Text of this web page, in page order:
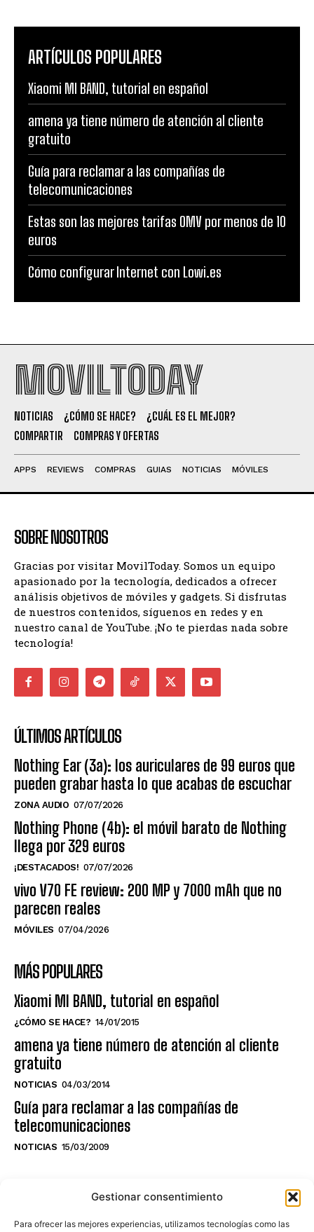
Gestionar consentimiento
Para ofrecer las mejores experiencias, utilizamos tecnologías como las
ARTÍCULOS POPULARES
Xiaomi MI BAND, tutorial en español
amena ya tiene número de atención al cliente
gratuito
Guía para reclamar a las compañías de
telecomunicaciones
Estas son las mejores tarifas OMV por menos de 10
euros
Cómo configurar Internet con Lowi.es
MOVILTODAY
NOTICIAS ¿CÓMO SE HACE?
¿CUÁL ES EL MEJOR?
COMPARTIR
COMPRAS Y OFERTAS
APPS REVIEWS COMPRAS GUIAS NOTICIAS MÓVILES
SOBRE NOSOTROS
Gracias por visitar MovilToday. Somos un equipo
apasionado por la tecnología, dedicados a ofrecer
análisis objetivos de móviles y gadgets. Si disfrutas
de nuestros contenidos, síguenos en redes y en
nuestro canal de YouTube. ¡No te pierdas nada sobre
tecnología!
ÚLTIMOS ARTÍCULOS
Nothing Ear (3a): los auriculares de 99 euros que
pueden grabar hasta lo que acabas de escuchar
ZONA AUDIO 07/07/2026
Nothing Phone (4b): el móvil barato de Nothing
llega por 329 euros
¡DESTACADOS! 07/07/2026
vivo V70 FE review: 200 MP y 7000 mAh que no
parecen reales
MÓVILES 07/04/2026
MÁS POPULARES
Xiaomi MI BAND, tutorial en español
¿CÓMO SE HACE? 14/01/2015
amena ya tiene número de atención al cliente
gratuito
NOTICIAS 04/03/2014
Guía para reclamar a las compañías de
telecomunicaciones
NOTICIAS 15/03/2009
NO TE PIERDAS LO ÚLTIMO DEL CANAL